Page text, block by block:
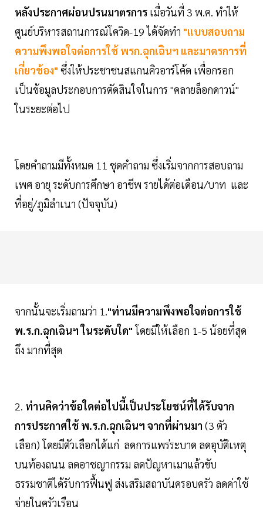
หลังประกาศผ่อนปรนมาตรการ เมื่อวันที่ 3 พ.ค. ทำให้
ศูนย์บริหารสถานการณ์โควิด-19 ได้จัดทำ "แบบสอบถาม
ความพึงพอใจต่อการใช้ พรก.ฉุกเฉินฯ และมาตรการที่
เกี่ยวข้อง" ซึ่งให้ประชาชนสแกนคิวอาร์โค้ด เพื่อกรอก
เป็นข้อมูลประกอบการตัดสินใจในการ "คลายล็อกดาวน์"
ในระยะต่อไป
โดยคำถามมีทั้งหมด 11 ชุดคำถาม ซึ่งเริ่มจากการสอบถาม
เพศ อายุ ระดับการศึกษา อาชีพ รายได้ต่อเดือน/บาท และ
ที่อยู่/ภูมิลำเนา (ปัจจุบัน)
จากนั้นจะเริ่มถามว่า 1. "ท่านมีความพึงพอใจต่อการใช้
พ.ร.ก.ฉุกเฉินฯ ในระดับใด"โดยมีให้เลือก 1-5 น้อยที่สุด
ถึง มากที่สุด
2. ท่านคิดว่าข้อใดต่อไปนี้เป็นประโยชน์ที่ได้รับจาก
การประกาศใช้ พ.ร.ก.ฉุกเฉินฯ จากที่ผ่านมา (3 ตัว
เลือก) โดยมีตัวเลือกได้แก่ ลดการแพร่ระบาด ลดอุบัติเหตุ
บนท้องถนน ลดอาชญากรรม ลดปัญหาเมาแล้วขับ
ธรรมชาติได้รับการฟื้นฟู ส่งเสริมสถาบันครอบครัว ลดค่าใช้
จ่ายในครัวเรือน